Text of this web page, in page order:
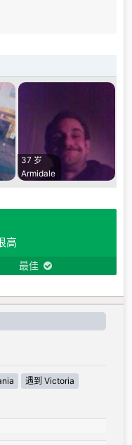
37 岁
Armidale
高
最佳
遇到 Victoria